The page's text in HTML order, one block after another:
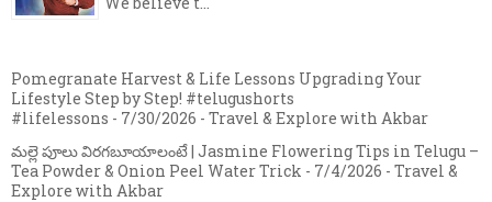
Pomegranate Harvest & Life Lessons Upgrading Your
Lifestyle Step by Step! #telugushorts
#lifelessons - 7/30/2026 - Travel & Explore with Akbar
మల్లె పూలు విరగబూయాలంటే | Jasmine Flowering Tips in Telugu –
Tea Powder & Onion Peel Water Trick - 7/4/2026 - Travel &
Explore with Akbar